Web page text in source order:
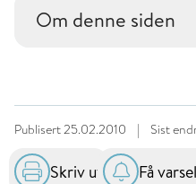
Om denne siden
Publisert25.02.2010 | Sist
Skriv ut Få